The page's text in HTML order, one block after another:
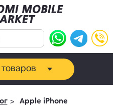
товаров
Apple iPhone